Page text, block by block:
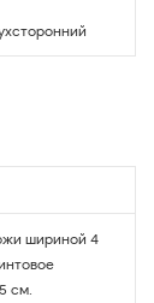
шириной 4
см.